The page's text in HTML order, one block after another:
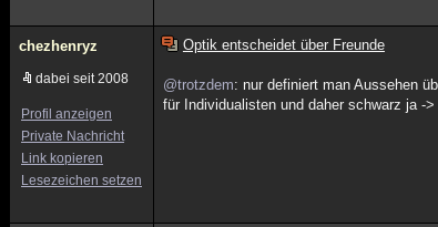
chezhenryz
dabei seit 2008
Profil anzeigen
Private Nachricht
Link kopieren
Lesezeichen setzen
Optik entscheidet über Freunde
@trotzdem: nur definiert man Aussehen
für Individualisten und daher schwarz ja -